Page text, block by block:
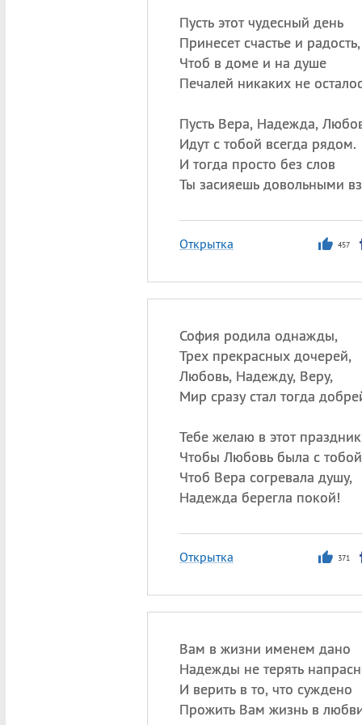
Пусть этот чудесный день
Принесет счастье и радость,
Чтоб в доме и на душе
Печалей никаких не
Пусть Вера, Надежда,
Идут с тобой всегда рядом.
И тогда просто без слов
Ты засияешь довольными
Открытка 457
София родила однажды,
Трех прекрасных дочерей,
Любовь, Надежду, Веру,
Мир сразу стал тогда
Тебе желаю в этот
Чтобы Любовь была с
Чтоб Вера согревала душу,
Надежда берегла покой!
Открытка 371
Вам в жизни именем дано
Надежды не терять
И верить в то, что суждено
Прожить Вам жизнь в